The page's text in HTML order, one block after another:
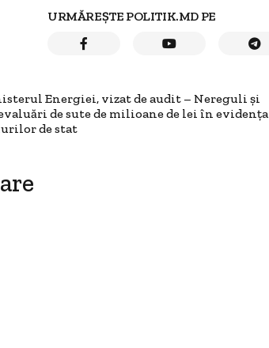
URMĂREȘTE POLITIK.MD PE
Energiei, vizat de audit – Nereguli și
de sute de milioane de lei în evidența
de stat